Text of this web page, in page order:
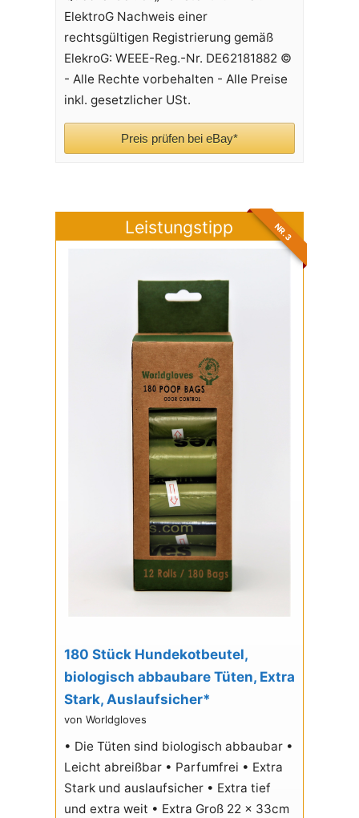
ElektroG Nachweis einer
rechtsgültigen Registrierung gemäß
ElekroG: WEEE-Reg.-Nr. DE62181882 ©
- Alle Rechte vorbehalten - Alle Preise
inkl. gesetzlicher USt.
Preis prüfen bei eBay*
Leistungstipp NR. 3
180 Stück Hundekotbeutel,
biologisch abbaubare Tüten, Extra
Stark, Auslaufsicher*
von Worldgloves
• Die Tüten sind biologisch abbaubar •
Leicht abreißbar • Parfumfrei • Extra
Stark und auslaufsicher • Extra tief
und extra weit • Extra Groß 22 x 33cm